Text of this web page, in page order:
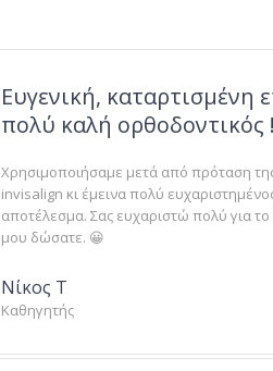
Ευγενική, καταρτισμένη
πολύ καλή ορθοδοντικός !
Χρησιμοποιήσαμε μετά από πρόταση
invisalign κι έμεινα πολύ
αποτέλεσμα. Σας ευχαριστώ πολύ για
μου δώσατε. 😀
Νίκος Τ
Καθηγητής